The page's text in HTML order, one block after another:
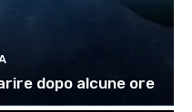
dopo alcune ore